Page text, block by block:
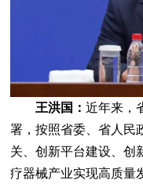
王洪国：近年来，
署，按照省委、省人民
关、创新平台建设、创
疗器械产业实现高质量